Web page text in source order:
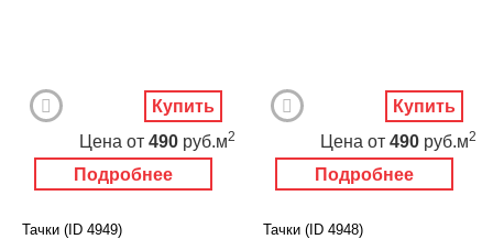
Подробнее
Цена от 490 руб.м2
Купить
Подробнее
Цена от 490 руб.м2
Купить
Тачки (ID 4949) Тачки (ID 4948)